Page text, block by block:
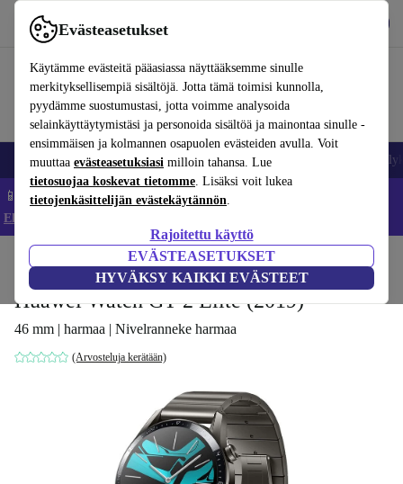
Evästeasetukset
Käytämme evästeitä pääasiassa näyttääksemme sinulle
merkityksellisempiä sisältöjä. Jotta tämä toimisi kunnolla,
pyydämme suostumustasi, jotta voimme analysoida
selainkäyttäytymistäsi ja personoida sisältöä ja mainontaa sinulle -
ensimmäisen ja kolmannen osapuolen evästeiden avulla. Voit
muuttaa evästeasetuksiasi milloin tahansa. Lue
tietosuojaa koskevat tietomme. Lisäksi voit lukea
tietojenkäsittelijän evästekäytännön.
Rajoitettu käyttö
EVÄSTEASETUKSET
HYVÄKSY KAIKKI EVÄSTEET
Käytä refurbed-palvelua nopeasti ja helposti
Matkapuhelimet ja älypuhelimet Kannettavat tietokoneet
📱 Säästä 5 % LISÄÄ iPhoneista – Koodi: IPHONEDEAL –
Ehdot ja säännöt
Älykellot
Huawei Watch GT 2 Elite (2019)
46 mm | harmaa | Nivelranneke harmaa
(Arvosteluja kerätään)